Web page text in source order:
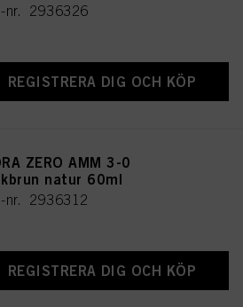
nr. 2936326
REGISTRERA DIG OCH KÖP
ZERO AMM 3-0
natur 60ml
nr. 2936312
REGISTRERA DIG OCH KÖP